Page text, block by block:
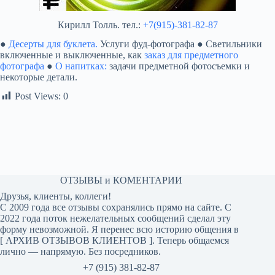
Кирилл Толль. тел.: +7(915)-381-82-87
● Десерты для буклета. Услуги фуд-фотографа ● Светильники
включенные и выключенные, как заказ для предметного
фотографа ● О напитках: задачи предметной фотосъемки и
некоторые детали.
Post Views: 0
ОТЗЫВЫ и КОМЕНТАРИИ
Друзья, клиенты, коллеги!
С 2009 года все отзывы сохранялись прямо на сайте. С
2022 года поток нежелательных сообщений сделал эту
форму невозможной. Я перенес всю историю общения в
[ АРХИВ ОТЗЫВОВ КЛИЕНТОВ ]. Теперь общаемся
лично — напрямую. Без посредников.
+7 (915) 381-82-87